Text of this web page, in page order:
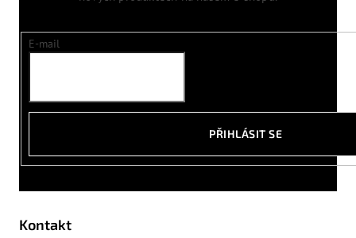
E-mail
PŘIHLÁSIT SE
Kontakt